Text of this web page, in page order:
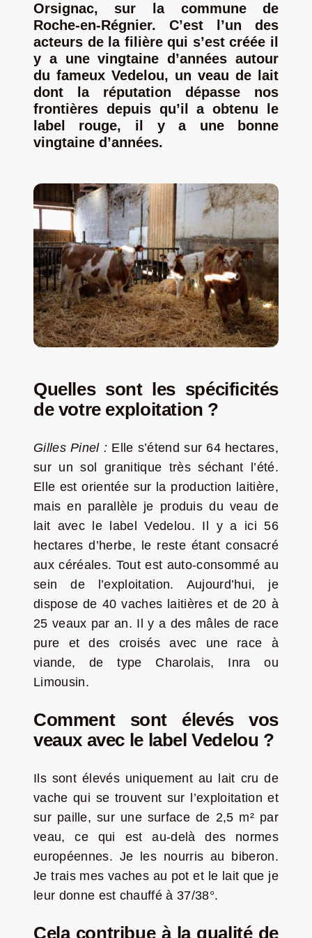
Jeu concours – Gagnez votre bûche de Noël 2025
Orsignac, sur la commune de
Roche-en-Régnier. C’est l’un des
acteurs de la filière qui s’est créée il
y a une vingtaine d’années autour
du fameux Vedelou, un veau de lait
dont la réputation dépasse nos
frontières depuis qu’il a obtenu le
label rouge, il y a une bonne
vingtaine d’années.
Quelles sont les spécificités
de votre exploitation ?
Gilles Pinel : Elle s’étend sur 64 hectares,
sur un sol granitique très séchant l’été.
Elle est orientée sur la production laitière,
mais en parallèle je produis du veau de
lait avec le label Vedelou. Il y a ici 56
hectares d’herbe, le reste étant consacré
aux céréales. Tout est auto-consommé au
sein de l’exploitation. Aujourd’hui, je
dispose de 40 vaches laitières et de 20 à
25 veaux par an. Il y a des mâles de race
pure et des croisés avec une race à
viande, de type Charolais, Inra ou
Limousin.
Comment sont élevés vos
veaux avec le label Vedelou ?
Ils sont élevés uniquement au lait cru de
vache qui se trouvent sur l’exploitation et
sur paille, sur une surface de 2,5 m² par
veau, ce qui est au-delà des normes
européennes. Je les nourris au biberon.
Je trais mes vaches au pot et le lait que je
leur donne est chauffé à 37/38°.
Cela contribue à la qualité de